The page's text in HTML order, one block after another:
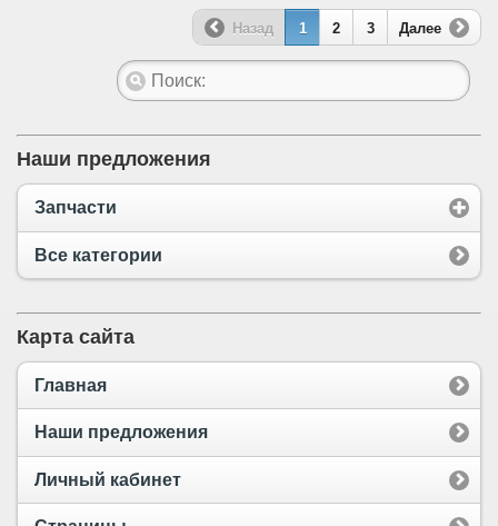
Назад 1 2 3 Далее
Наши предложения
Запчасти
Все категории
Карта сайта
Главная
Наши предложения
Личный кабинет